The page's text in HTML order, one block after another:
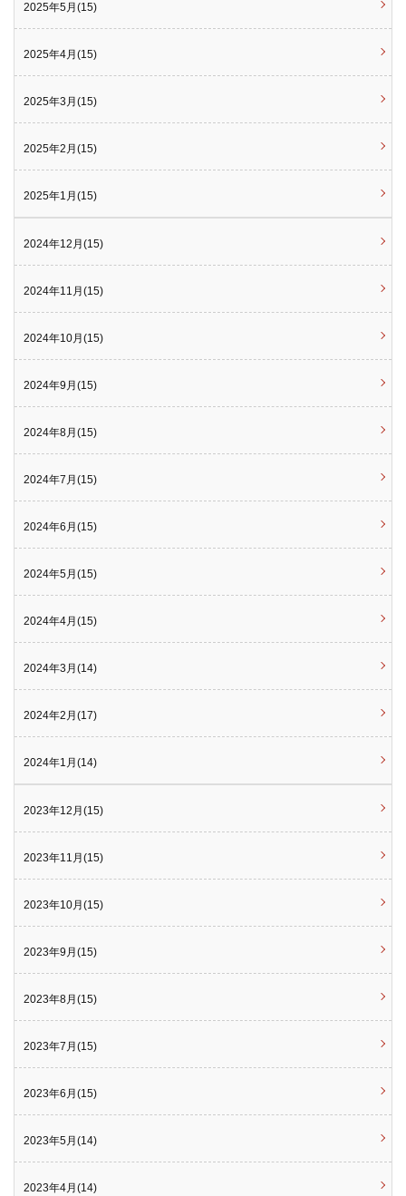
2025年5月(15)
2025年4月(15)
2025年3月(15)
2025年2月(15)
2025年1月(15)
2024年12月(15)
2024年11月(15)
2024年10月(15)
2024年9月(15)
2024年8月(15)
2024年7月(15)
2024年6月(15)
2024年5月(15)
2024年4月(15)
2024年3月(14)
2024年2月(17)
2024年1月(14)
2023年12月(15)
2023年11月(15)
2023年10月(15)
2023年9月(15)
2023年8月(15)
2023年7月(15)
2023年6月(15)
2023年5月(14)
2023年4月(14)